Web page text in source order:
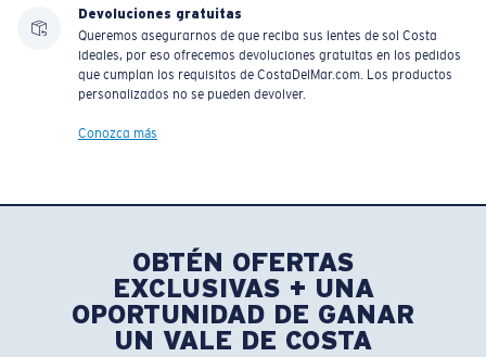
Devoluciones gratuitas
Queremos asegurarnos de que reciba sus lentes de sol Costa
ideales, por eso ofrecemos devoluciones gratuitas en los pedidos
que cumplan los requisitos de CostaDelMar.com. Los productos
personalizados no se pueden devolver.
Conozca más
OBTÉN OFERTAS
EXCLUSIVAS + UNA
OPORTUNIDAD DE GANAR
UN VALE DE COSTA